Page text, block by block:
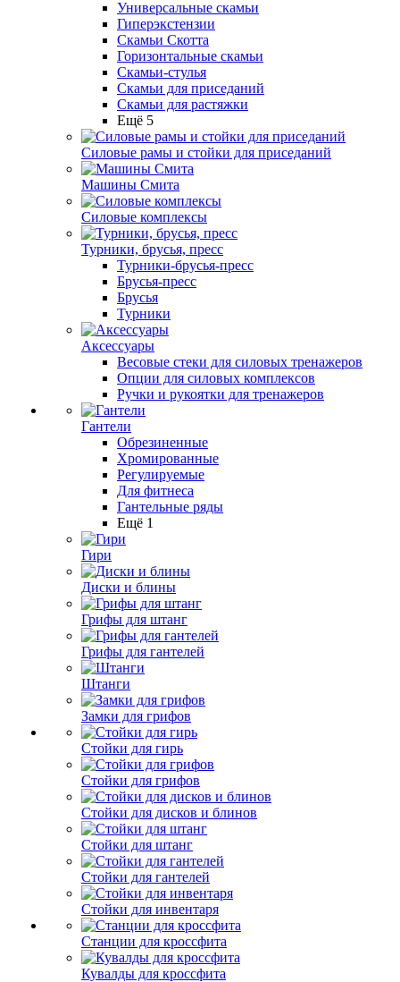
Универсальные скамьи
Гиперэкстензии
Скамьи Скотта
Горизонтальные скамьи
Скамьи-стулья
Скамьи для приседаний
Скамьи для растяжки
Ещё 5
Силовые рамы и стойки для приседаний
Машины Смита
Силовые комплексы
Турники, брусья, пресс
Турники-брусья-пресс
Брусья-пресс
Брусья
Турники
Аксессуары
Весовые стеки для силовых тренажеров
Опции для силовых комплексов
Ручки и рукоятки для тренажеров
Гантели
Обрезиненные
Хромированные
Регулируемые
Для фитнеса
Гантельные ряды
Ещё 1
Гири
Диски и блины
Грифы для штанг
Грифы для гантелей
Штанги
Замки для грифов
Стойки для гирь
Стойки для грифов
Стойки для дисков и блинов
Стойки для штанг
Стойки для гантелей
Стойки для инвентаря
Станции для кроссфита
Кувалды для кроссфита